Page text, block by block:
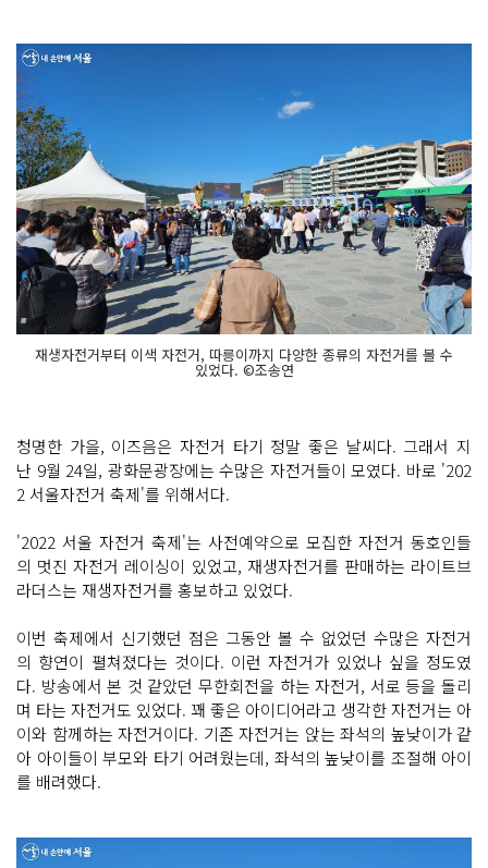
재생자전거부터 이색 자전거, 따릉이까지 다양한 종류의 자전거를 볼 수
있었다. ©조송연
청명한 가을, 이즈음은 자전거 타기 정말 좋은 날씨다. 그래서 지
난 9월 24일, 광화문광장에는 수많은 자전거들이 모였다. 바로 '202
2 서울자전거 축제'를 위해서다.
'2022 서울 자전거 축제'는 사전예약으로 모집한 자전거 동호인들
의 멋진 자전거 레이싱이 있었고, 재생자전거를 판매하는 라이트브
라더스는 재생자전거를 홍보하고 있었다.
이번 축제에서 신기했던 점은 그동안 볼 수 없었던 수많은 자전거
의 향연이 펼쳐졌다는 것이다. 이런 자전거가 있었나 싶을 정도였
다. 방송에서 본 것 같았던 무한회전을 하는 자전거, 서로 등을 돌리
며 타는 자전거도 있었다. 꽤 좋은 아이디어라고 생각한 자전거는 아
이와 함께하는 자전거이다. 기존 자전거는 앉는 좌석의 높낮이가 같
아 아이들이 부모와 타기 어려웠는데, 좌석의 높낮이를 조절해 아이
를 배려했다.